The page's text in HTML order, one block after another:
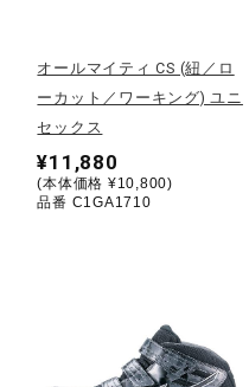
ワーキング
ウォーキングシ
インナー
オールマイティ CS (紐／ロ
ーカット／ワーキング) ユニ
セックス
¥11,880
(本体価格 ¥10,800)
品番 C1GA1710